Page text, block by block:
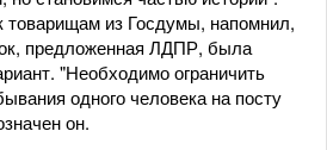
из Госдумы, напомнил,
предложенная ЛДПР, была
"Необходимо ограничить
одного человека на посту
он.